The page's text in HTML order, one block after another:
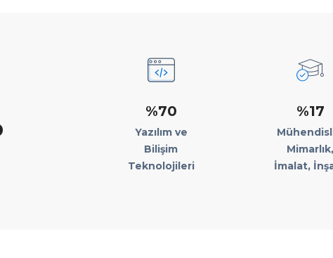
%70
Yazılım ve
Bilişim
Teknolojileri
%17
Mimarlık,
İmalat,